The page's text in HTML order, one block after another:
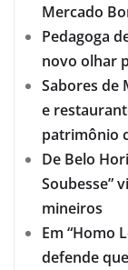
Mercado
Pedagoga
novo olhar
Sabores de
e
patrimônio
De Belo
Soubesse”
mineiros
Em “Homo
defende